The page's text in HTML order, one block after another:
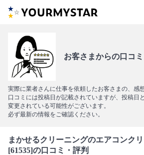
お客さまからの口コミ
実際に業者さんに仕事を依頼したお客さまの、感
口コミには投稿日が記載されていますが、投稿日
変更されている可能性がございます。
必ず最新の情報をご確認ください。
まかせるクリーニングのエアコンク
[61535]の口コミ・評判